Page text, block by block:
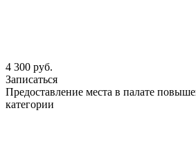
4 300 руб.
Записаться
Предоставление места в палате
категории